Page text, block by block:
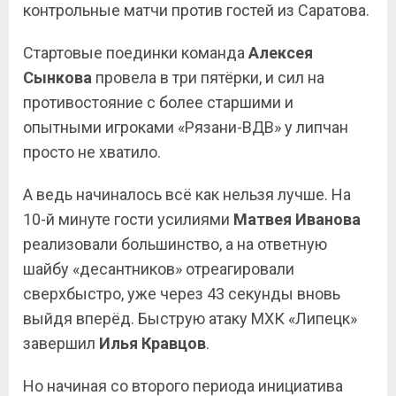
контрольные матчи против гостей из Саратова.
Стартовые поединки команда Алексея
Сынкова провела в три пятёрки, и сил на
противостояние с более старшими и
опытными игроками «Рязани-ВДВ» у липчан
просто не хватило.
А ведь начиналось всё как нельзя лучше. На
10-й минуте гости усилиями Матвея Иванова
реализовали большинство, а на ответную
шайбу «десантников» отреагировали
сверхбыстро, уже через 43 секунды вновь
выйдя вперёд. Быструю атаку МХК «Липецк»
завершил Илья Кравцов.
Но начиная со второго периода инициатива